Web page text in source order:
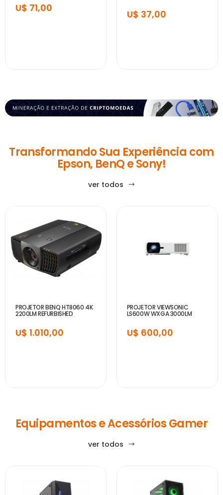
U$ 71,00
U$ 37,00
Transformando Sua Experiência com
Epson, BenQ e Sony!
ver todos
PROJETOR BENQ HT8060 4K
2200LM REFURBISHED
U$ 1.010,00
PROJETOR VIEWSONIC
LS600W WXGA 3000LM
U$ 600,00
Equipamentos e Acessórios Gamer
ver todos